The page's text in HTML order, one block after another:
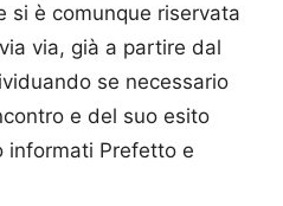
si è comunque riservata
via, già a partire dal
se necessario
e del suo esito
informati Prefetto e